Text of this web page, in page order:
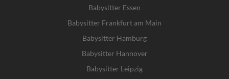
Babysitter Essen
Babysitter Frankfurt am Main
Babysitter Hamburg
Babysitter Hannover
Babysitter Leipzig